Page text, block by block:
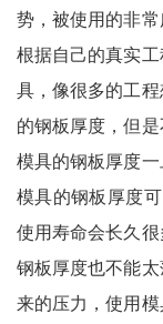
势，被使用的非
根据自己的真实
具，像很多的工
的钢板厚度，但
模具的钢板厚度
模具的钢板厚度
使用寿命会长久
钢板厚度也不能
来的压力，使用